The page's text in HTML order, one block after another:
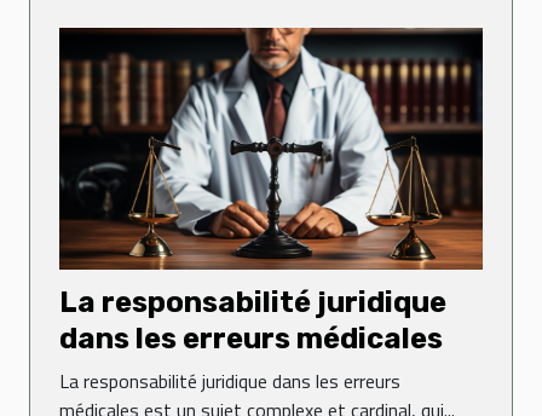
La responsabilité juridique
dans les erreurs médicales
La responsabilité juridique dans les erreurs
médicales est un sujet complexe et cardinal, qui...